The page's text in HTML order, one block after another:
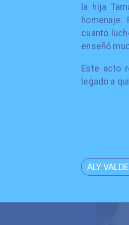
la hija
cuanto
enseñó
Este acto
legado a
ALY